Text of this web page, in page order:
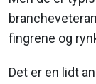
fingrene og
Det er en lidt